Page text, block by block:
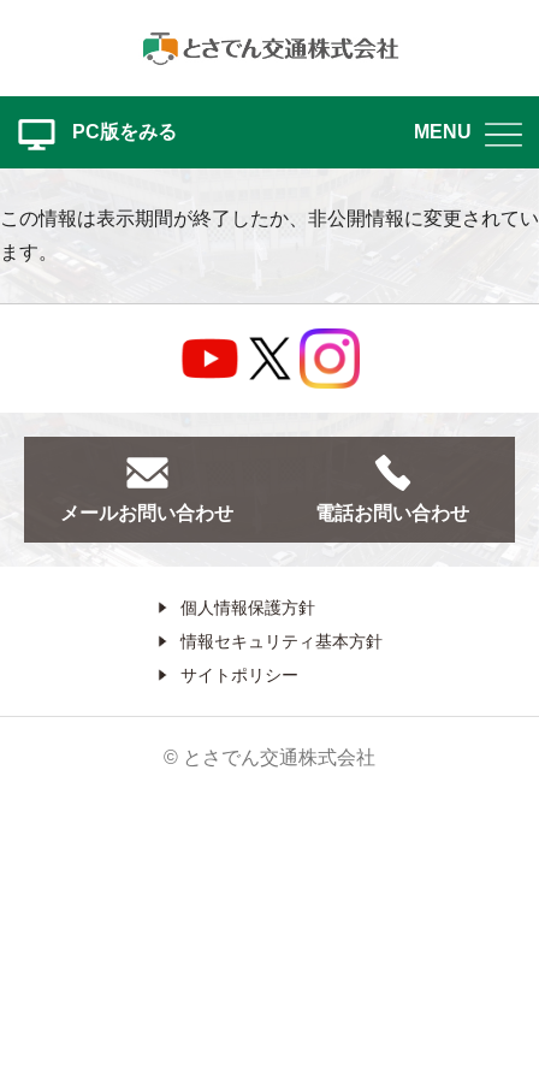
PC版をみる MENU
この情報は表示期間が終了したか、非公開情報に変更されてい
ます。
メールお問い合わせ 電話お問い合わせ
個人情報保護方針
情報セキュリティ基本方針
サイトポリシー
© とさでん交通株式会社